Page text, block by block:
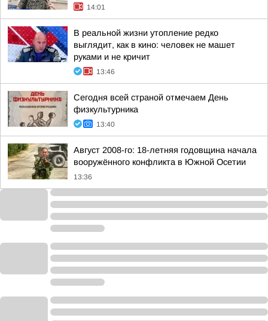
14:01
В реальной жизни утопление редко
выглядит, как в кино: человек не машет
руками и не кричит
13:46
Сегодня всей страной отмечаем День
физкультурника
13:40
Август 2008-го: 18-летняя годовщина начала
вооружённого конфликта в Южной Осетии
13:36